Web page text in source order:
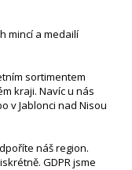
mincí a medailí
sortimentem
kraji. Navíc u nás
v Jablonci nad Nisou
náš region.
GDPR jsme